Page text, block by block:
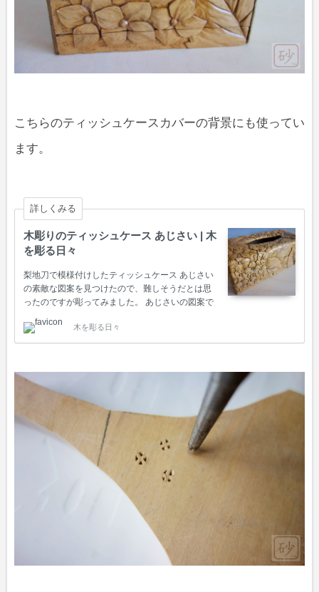
こちらのティッシュケースカバーの背景にも使ってい
ます。
詳しくみる
木彫りのティッシュケース あじさい | 木
を彫る日々
梨地刀で模様付けしたティッシュケース あじさい
の素敵な図案を見つけたので、難しそうだとは思
ったのですが彫ってみました。 あじさいの図案で
っていて、花びら1枚1枚彫るのが大変でした。 中
央の丸い所がとれないように気をつけました。 側
使って模様をつけています。 ティッシュを入れる
引き戸があるので、板は切れていますが模様がく
っついて見えるように彫っていきました。 途中休
みながら彫っていたので2年くらいかかりました。
全面にあじさいがあり過ぎて、本当に飽きまし
た。今まで制作したティッシュケースの中で1番大
木を彫る日々